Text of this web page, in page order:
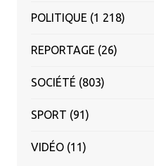
POLITIQUE (1 218)
REPORTAGE (26)
SOCIÉTÉ (803)
SPORT (91)
VIDÉO(11)